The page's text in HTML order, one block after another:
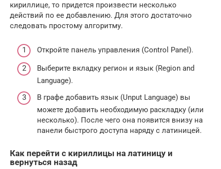
кириллице, то придется произвести несколько
действий по ее добавлению. Для этого достаточно
следовать простому алгоритму.
Откройте панель управления (Control Panel).
Выберите вкладку регион и язык (Region and
Language).
В графе добавить язык (Unput Language) вы
можете добавить необходимую раскладку (или
несколько). После чего она появится внизу на
панели быстрого доступа наряду с латиницей.
Как перейти с кириллицы на латиницу и
вернуться назад